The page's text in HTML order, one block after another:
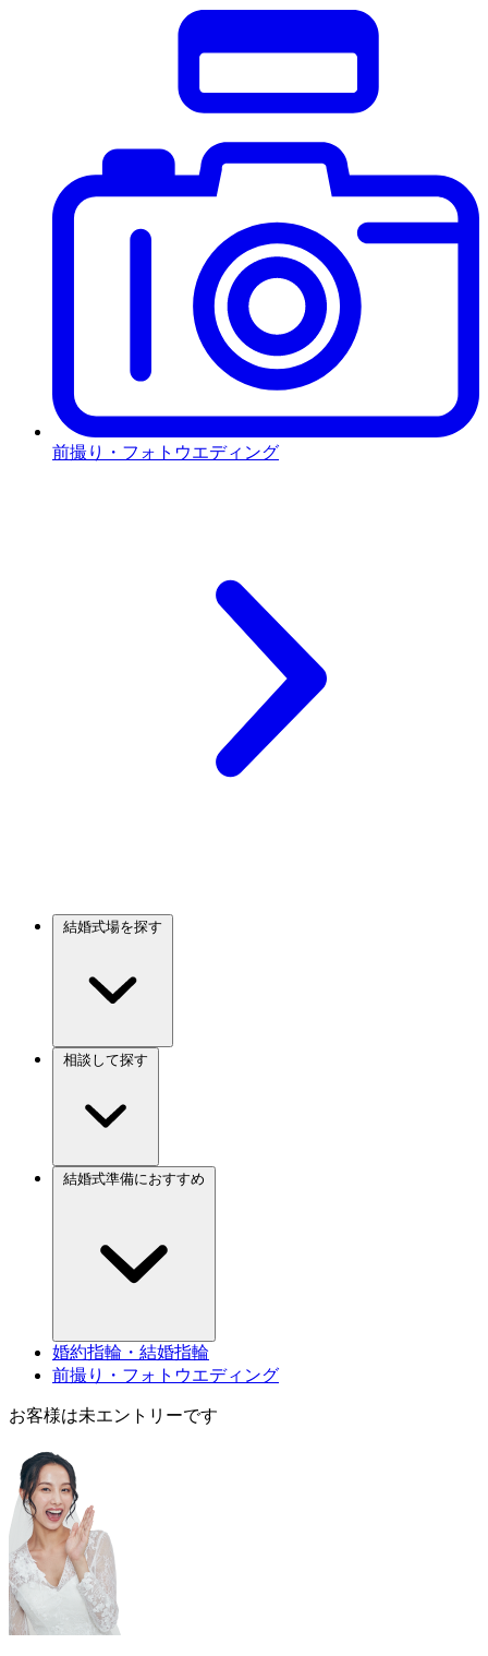
前撮り・フォトウエディング
婚約指輪・結婚指輪
前撮り・フォトウエディング
お客様は未エントリーです